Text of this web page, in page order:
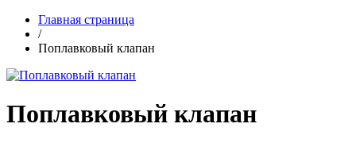
Главная страница
/
Поплавковый клапан
Поплавковый клапан